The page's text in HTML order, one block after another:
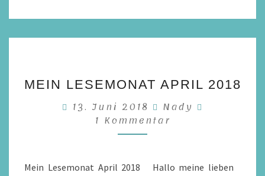
LESEMONAT
APRIL
2018
MEIN LESEMONAT APRIL 2018
13. Juni 2018 Nady
1 Kommentar
Mein Lesemonat April 2018 Hallo meine lieben